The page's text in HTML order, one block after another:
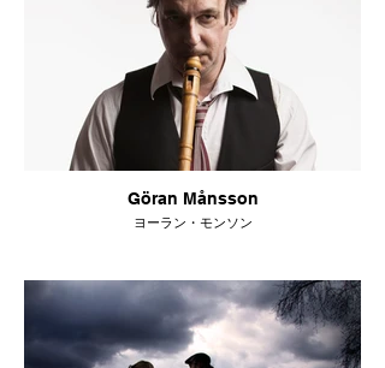
Göran Månsson
ヨーラン・モンソン